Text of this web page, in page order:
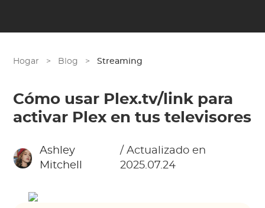
Hogar > Blog > Streaming
Cómo usar Plex.tv/link para
activar Plex en tus televisores
Ashley
Mitchell
/ Actualizado en
2025.07.24